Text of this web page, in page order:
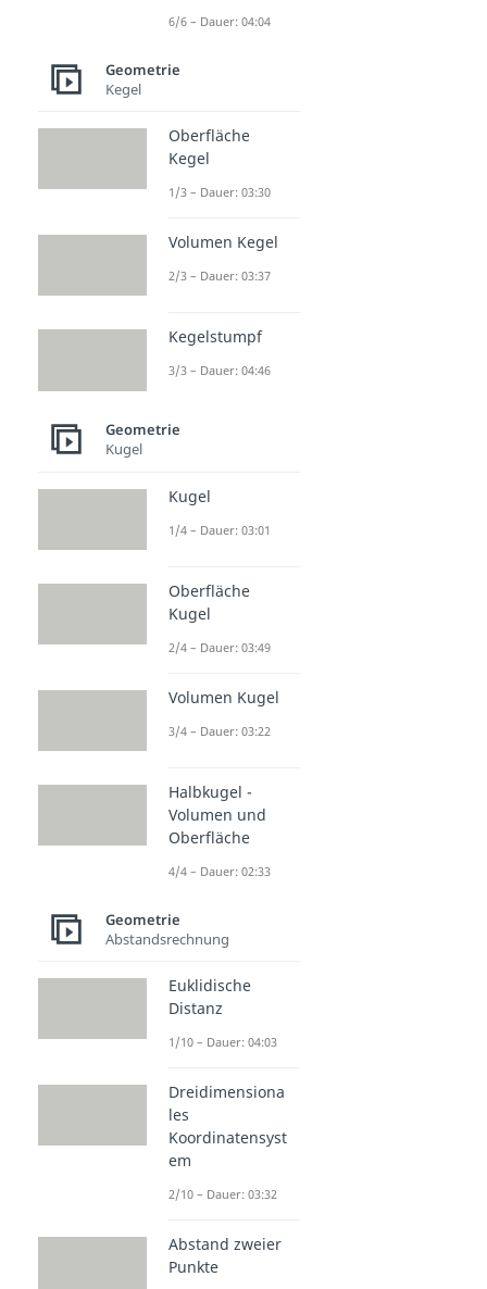
6/6 – Dauer: 04:04
Geometrie
Kegel
Oberfläche
Kegel
1/3 – Dauer: 03:30
Volumen Kegel
2/3 – Dauer: 03:37
Kegelstumpf
3/3 – Dauer: 04:46
Geometrie
Kugel
Kugel
1/4 – Dauer: 03:01
Oberfläche
Kugel
2/4 – Dauer: 03:49
Volumen Kugel
3/4 – Dauer: 03:22
Halbkugel -
Volumen und
Oberfläche
4/4 – Dauer: 02:33
Geometrie
Abstandsrechnung
Euklidische
Distanz
1/10 – Dauer: 04:03
Dreidimensiona
les
Koordinatensyst
em
2/10 – Dauer: 03:32
Abstand zweier
Punkte